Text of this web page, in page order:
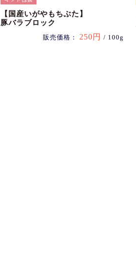
【国産いがやもちぶた】
豚バラブロック
販売価格： 250円 / 100g